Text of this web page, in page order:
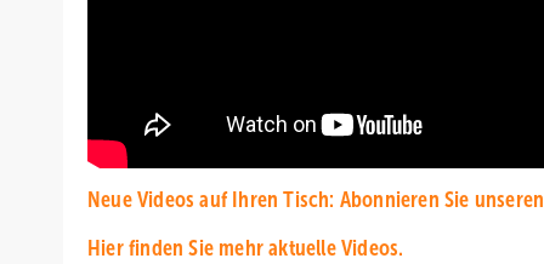
Neue Videos auf Ihren Tisch: Abonnieren Sie
Hier finden Sie mehr aktuelle Videos.